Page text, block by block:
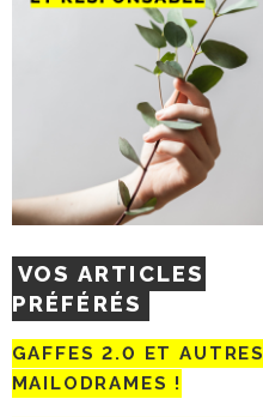
VOS ARTICLES
PRÉFÉRÉS
GAFFES 2.0 ET AUTRES
MAILODRAMES !